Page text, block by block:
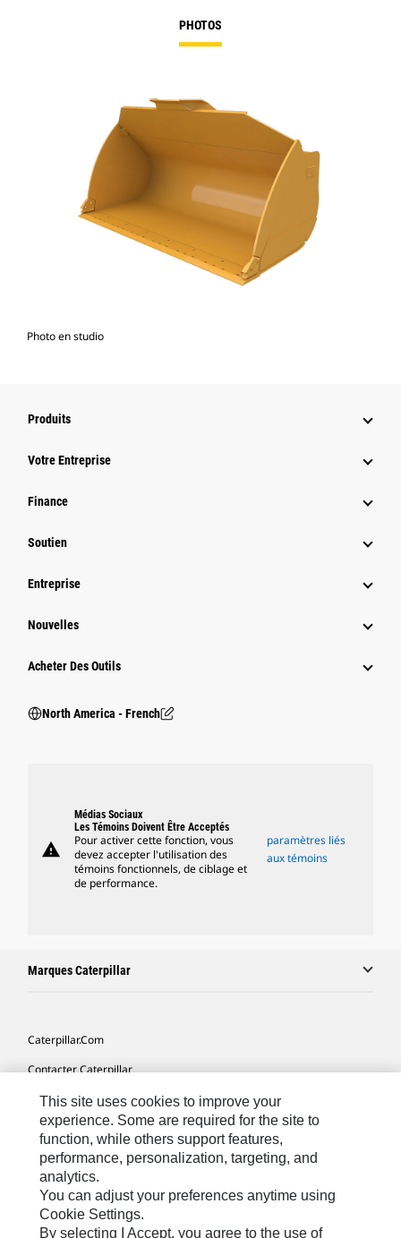
PHOTOS
Photo en studio
Produits
Votre Entreprise
Finance
Soutien
Entreprise
Nouvelles
Acheter Des Outils
North America - French
warning
Médias Sociaux
Les Témoins Doivent Être Acceptés
Pour activer cette fonction, vous
devez accepter l'utilisation des
témoins fonctionnels, de ciblage et
de performance.
paramètres liés
aux témoins
Marques Caterpillar
Caterpillar.com
Contacter Caterpillar
Mes Préférences Marketing
Plan Du Site
Cookie Settings
Légales
Confidentialité
This site uses cookies to improve your
experience. Some are required for the site to
function, while others support features,
performance, personalization, targeting, and
analytics.
You can adjust your preferences anytime using
Cookie Settings.
By selecting I Accept, you agree to the use of